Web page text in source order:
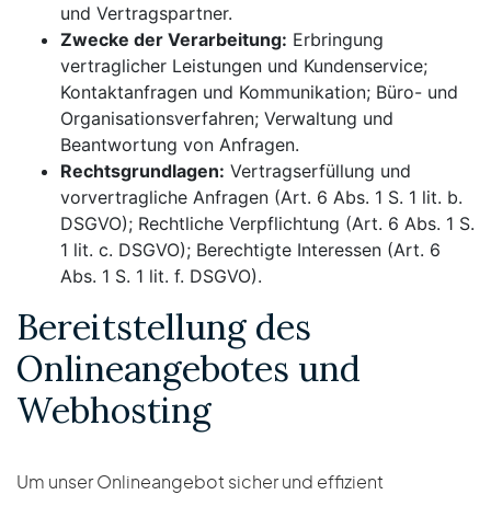
und Vertragspartner.
Zwecke der Verarbeitung: Erbringung
vertraglicher Leistungen und Kundenservice;
Kontaktanfragen und Kommunikation; Büro- und
Organisationsverfahren; Verwaltung und
Beantwortung von Anfragen.
Rechtsgrundlagen: Vertragserfüllung und
vorvertragliche Anfragen (Art. 6 Abs. 1 S. 1 lit. b.
DSGVO); Rechtliche Verpflichtung (Art. 6 Abs. 1 S.
1 lit. c. DSGVO); Berechtigte Interessen (Art. 6
Abs. 1 S. 1 lit. f. DSGVO).
Bereitstellung des
Onlineangebotes und
Webhosting
Um unser Onlineangebot sicher und effizient